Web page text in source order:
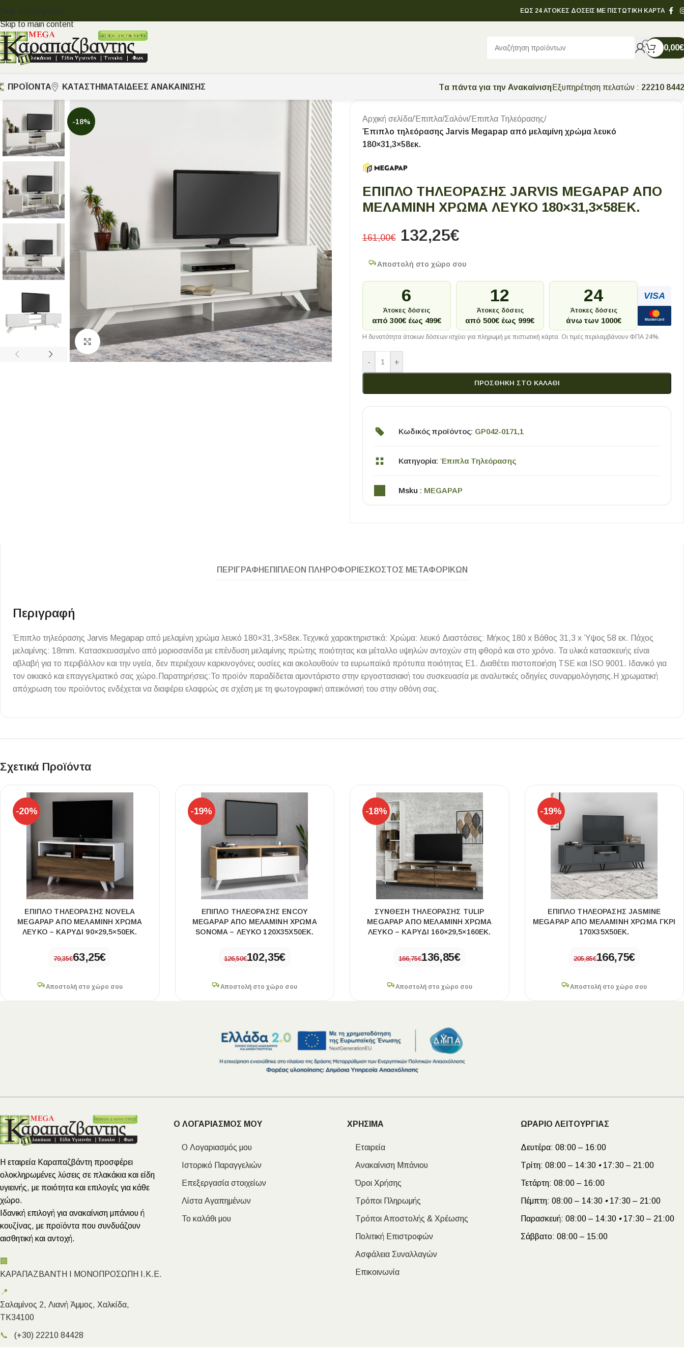
Skip to navigation
Skip to main content
ΕΩΣ 24 ΑΤΟΚΕΣ ΔΟΣΕΙΣ ΜΕ ΠΙΣΤΩΤΙΚΗ ΚΑΡΤΑ
0,00€
ΠΡΟΪΟΝΤΑ
Ντεκόρ - Μπάνιου
Τοίχου - Δαπέδου Μπάνιου
Πισίνας
Επένδυσης Τοίχου
Μάρμαρο
ΧΡΗΣΙΜΑ
ΔΕΣ ΤΟ
ΚΑΤΑΣΤΗΜΑΤΑ ΙΔΈΕΣ ΑΝΑΚΑΊΝΙΣΗΣ Tα πάντα για την Ανακαίνιση Εξυπηρέτηση πελατών : 22210
-18%
Κλικ για μεγέθυνση
Αρχική σελίδα/Έπιπλα/Σαλόνι/Έπιπλα Τηλεόρασης/
Έπιπλο τηλεόρασης Jarvis Megapap από μελαμίνη χρώμα λευκό
180×31,3×58εκ.
ΈΠΙΠΛΟ ΤΗΛΕΌΡΑΣΗΣ JARVIS MEGAPAP ΑΠΌ
ΜΕΛΑΜΊΝΗ ΧΡΏΜΑ ΛΕΥΚΌ 180×31,3×58ΕΚ.
161,00€ 132,25€
Αποστολή στο χώρο σου
6
Άτοκες δόσεις
από 300€ έως 499€
12
Άτοκες δόσεις
από 500€ έως 999€
24
Άτοκες δόσεις
άνω των 1000€
VISA
Mastercard
Η δυνατότητα άτοκων δόσεων ισχύει για πληρωμή με πιστωτική κάρτα. Οι τιμές περιλαμβάνουν ΦΠΑ 24%.
- +
ΠΡΟΣΘΉΚΗ ΣΤΟ ΚΑΛΆΘΙ
Κωδικός προϊόντος: GP042-0171,1
Κατηγορία: Έπιπλα Τηλεόρασης
Msku : MEGAPAP
ΠΕΡΙΓΡΑΦΉ ΕΠΙΠΛΈΟΝ ΠΛΗΡΟΦΟΡΊΕΣ ΚΌΣΤΟΣ ΜΕΤΑΦΟΡΙΚΏΝ
Περιγραφή
Έπιπλο τηλεόρασης Jarvis Megapap από μελαμίνη χρώμα λευκό 180×31,3×58εκ.Τεχνικά χαρακτηριστικά: Χρώμα: λευκό Διαστάσεις: Μήκος 180 x Βάθος 31,3 x Ύψος 58 εκ. Πάχος
μελαμίνης: 18mm. Κατασκευασμένο από μοριοσανίδα με επένδυση μελαμίνης πρώτης ποιότητας και μέταλλο υψηλών αντοχών στη φθορά και στο χρόνο. Τα υλικά κατασκευής είναι
αβλαβή για το περιβάλλον και την υγεία, δεν περιέχουν καρκινογόνες ουσίες και ακολουθούν τα ευρωπαϊκά πρότυπα ποιότητας Ε1. Διαθέτει πιστοποιήση TSE και ISO 9001. Ιδανικό για
τον οικιακό και επαγγελματικό σας χώρο.Παρατηρήσεις:Το προϊόν παραδίδεται αμοντάριστο στην εργοστασιακή του συσκευασία με αναλυτικές οδηγίες συναρμολόγησης.Η χρωματική
απόχρωση του προϊόντος ενδέχεται να διαφέρει ελαφρώς σε σχέση με τη φωτογραφική απεικόνισή του στην οθόνη σας.
Σχετικά Προϊόντα
-20%
ΈΠΙΠΛΟ ΤΗΛΕΌΡΑΣΗΣ NOVELA
MEGAPAP ΑΠΌ ΜΕΛΑΜΊΝΗ ΧΡΏΜΑ
ΛΕΥΚΌ – ΚΑΡΥΔΊ 90×29,5×50ΕΚ.
79,35€63,25€
Αποστολή στο χώρο σου
-19%
ΈΠΙΠΛΟ ΤΗΛΕΌΡΑΣΗΣ ENCOY
MEGAPAP ΑΠΌ ΜΕΛΑΜΊΝΗ ΧΡΏΜΑ
SONOMA – ΛΕΥΚΌ 120X35X50ΕΚ.
126,50€102,35€
Αποστολή στο χώρο σου
-18%
ΣΎΝΘΕΣΗ ΤΗΛΕΌΡΑΣΗΣ TULIP
MEGAPAP ΑΠΌ ΜΕΛΑΜΊΝΗ ΧΡΏΜΑ
ΛΕΥΚΌ – ΚΑΡΥΔΊ 160×29,5×160ΕΚ.
166,75€136,85€
Αποστολή στο χώρο σου
-19%
ΈΠΙΠΛΟ ΤΗΛΕΌΡΑΣΗΣ JASMINE
MEGAPAP ΑΠΌ ΜΕΛΑΜΊΝΗ ΧΡΏΜΑ ΓΚΡΙ
170X35X50ΕΚ.
205,85€166,75€
Αποστολή στο χώρο σου
Η εταιρεία Καραπαζβάντη προσφέρει
ολοκληρωμένες λύσεις σε πλακάκια και είδη
υγιεινής, με ποιότητα και επιλογές για κάθε
χώρο.
Ιδανική επιλογή για ανακαίνιση μπάνιου ή
κουζίνας, με προϊόντα που συνδυάζουν
αισθητική και αντοχή.
🏢
ΚΑΡΑΠΑΖΒΑΝΤΗ Ι ΜΟΝΟΠΡΟΣΩΠΗ Ι.Κ.Ε.
📍
Σαλαμίνος 2, Λιανή Άμμος, Χαλκίδα,
ΤΚ34100
📞 (+30) 22210 84428
Ο ΛΟΓΑΡΙΑΣΜΟΣ ΜΟΥ
Ο Λογαριασμός μου
Ιστορικό Παραγγελιών
Επεξεργασία στοιχείων
Λίστα Αγαπημένων
Το καλάθι μου
ΧΡΗΣΙΜΑ
Εταιρεία
Ανακαίνιση Μπάνιου
Όροι Χρήσης
Τρόποι Πληρωμής
Τρόποι Αποστολής & Χρέωσης
Πολιτική Επιστροφών
Ασφάλεια Συναλλαγών
Επικοινωνία
ΩΡΑΡΙΟ ΛΕΙΤΟΥΡΓΙΑΣ
Δευτέρα: 08:00 – 16:00
Τρίτη: 08:00 – 14:30 •17:30 – 21:00
Τετάρτη: 08:00 – 16:00
Πέμπτη: 08:00 – 14:30 •17:30 – 21:00
Παρασκευή: 08:00 – 14:30 •17:30 – 21:00
Σάββατο: 08:00 – 15:00